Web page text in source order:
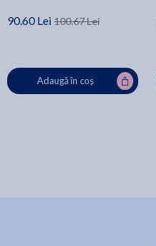
90.60 Lei 100.67 Lei
Adaugă în coș